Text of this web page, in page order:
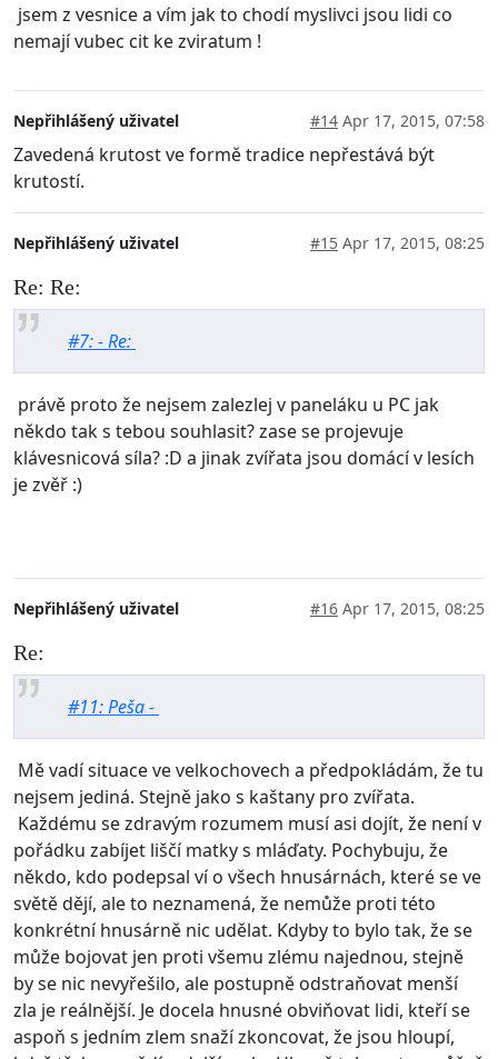
jsem z vesnice a vím jak to chodí myslivci jsou lidi co
nemají vubec cit ke zviratum !
Nepřihlášený uživatel #14 Apr 17, 2015, 07:58
Zavedená krutost ve formě tradice nepřestává být
krutostí.
Nepřihlášený uživatel #15 Apr 17, 2015, 08:25
Re: Re:
#7: - Re:
právě proto že nejsem zalezlej v paneláku u PC jak
někdo tak s tebou souhlasit? zase se projevuje
klávesnicová síla? :D a jinak zvířata jsou domácí v lesích
je zvěř :)
Nepřihlášený uživatel #16 Apr 17, 2015, 08:25
Re:
#11: Peša -
Mě vadí situace ve velkochovech a předpokládám, že tu
nejsem jediná. Stejně jako s kaštany pro zvířata.
Každému se zdravým rozumem musí asi dojít, že není v
pořádku zabíjet liščí matky s mláďaty. Pochybuju, že
někdo, kdo podepsal ví o všech hnusárnách, které se ve
světě dějí, ale to neznamená, že nemůže proti této
konkrétní hnusárně nic udělat. Kdyby to bylo tak, že se
může bojovat jen proti všemu zlému najednou, stejně
by se nic nevyřešilo, ale postupně odstraňovat menší
zla je reálnější. Je docela hnusné obviňovat lidi, kteří se
aspoň s jedním zlem snaží zkoncovat, že jsou hloupí,